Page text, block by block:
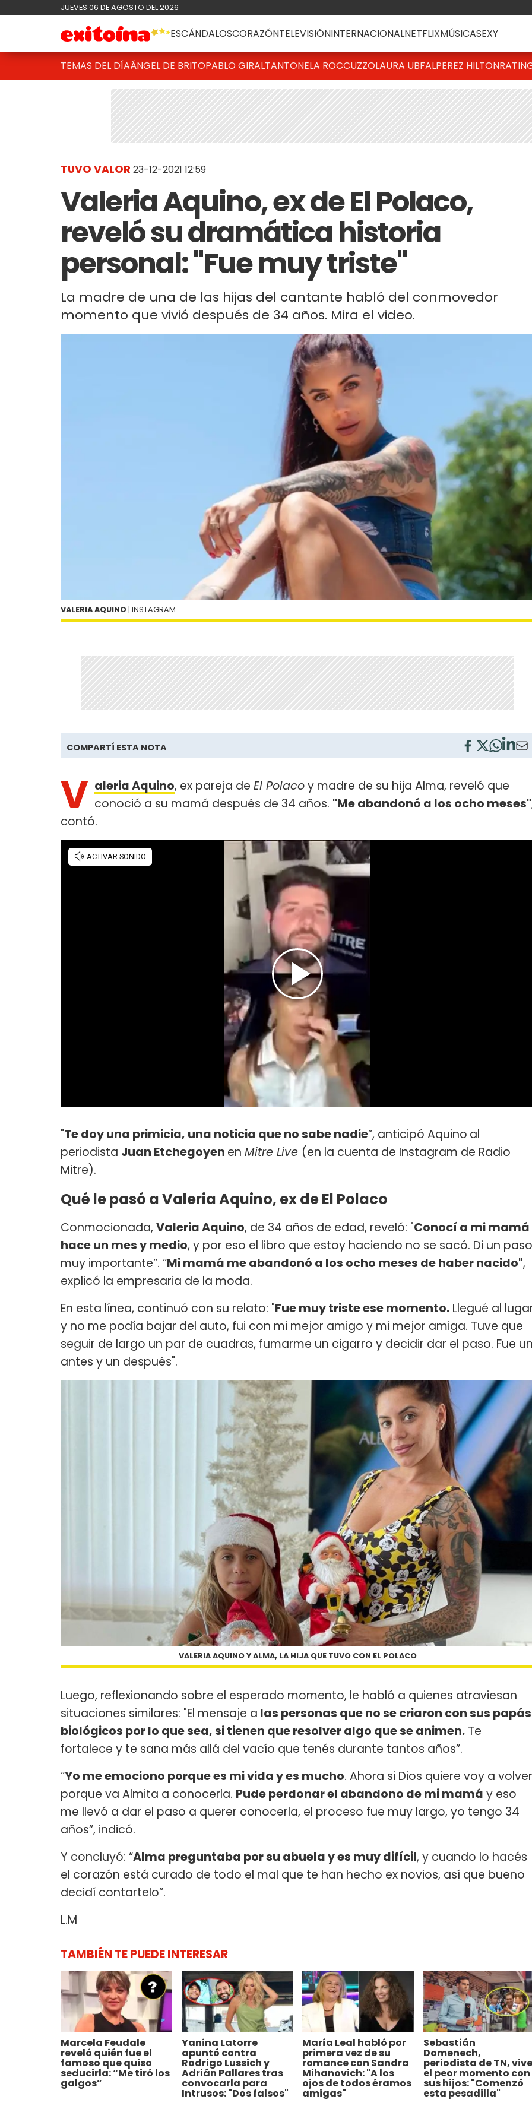
JUEVES 06 DE AGOSTO DEL 2026
ESCÁNDALOSCORAZÓNTELEVISIÓNINTERNACIONALNETFLIXMÚSICASEXY
TEMAS DEL DÍAÁNGEL DE BRITOPABLO GIRALTANTONELA ROCCUZZOLAURA UBFALPEREZ HILTON
TUVO VALOR 23-12-2021 12:59
Valeria Aquino, ex de El Polaco,
reveló su dramática historia
personal: "Fue muy triste"
La madre de una de las hijas del cantante habló del conmovedor
momento que vivió después de 34 años. Mira el video.
VALERIA AQUINO | INSTAGRAM
COMPARTÍ ESTA NOTA
V aleria Aquino, ex pareja de El Polacoy madre de su hija Alma, reveló que
conoció a su mamá después de 34 años. "Me abandonó a los ocho meses"
contó.
"Te doy una primicia, una noticia que no sabe nadie”, anticipó Aquino al
periodista Juan Etchegoyen en Mitre Live (en la cuenta de Instagram de Radio
Mitre).
Qué le pasó a Valeria Aquino, ex de El Polaco
Conmocionada, Valeria Aquino, de 34 años de edad, reveló: "Conocí a mi mamá
hace un mes y medio, y por eso el libro que estoy haciendo no se sacó. Di un paso
muy importante”. “Mi mamá me abandonó a los ocho meses de haber nacido",
explicó la empresaria de la moda.
En esta línea, continuó con su relato: "Fue muy triste ese momento. Llegué al
y no me podía bajar del auto, fui con mi mejor amigo y mi mejor amiga. Tuve que
seguir de largo un par de cuadras, fumarme un cigarro y decidir dar el paso. Fue
antes y un después".
VALERIA AQUINO Y ALMA, LA HIJA QUE TUVO CON EL POLACO
Luego, reflexionando sobre el esperado momento, le habló a quienes atraviesan
situaciones similares: "El mensaje a las personas que no se criaron con sus papás
biológicos por lo que sea, si tienen que resolver algo que se animen. Te
fortalece y te sana más allá del vacío que tenés durante tantos años”.
“Yo me emociono porque es mi vida y es mucho. Ahora si Dios quiere voy a volver
porque va Almita a conocerla. Pude perdonar el abandono de mi mamá y eso
me llevó a dar el paso a querer conocerla, el proceso fue muy largo, yo tengo 34
años”, indicó.
Y concluyó: “Alma preguntaba por su abuela y es muy difícil, y cuando lo hacés
el corazón está curado de todo el mal que te han hecho ex novios, así que bueno
decidí contartelo”.
L.M
TAMBIÉN TE PUEDE INTERESAR
Marcela Feudale
reveló quién fue el
famoso que quiso
seducirla: “Me tiró los
galgos”
Yanina Latorre
apuntó contra
Rodrigo Lussich y
Adrián Pallares tras
convocarla para
Intrusos: "Dos falsos"
María Leal habló por
primera vez de su
romance con Sandra
Mihanovich: "A los
ojos de todos éramos
amigas"
Sebastián
Domenech,
periodista de TN, vive
el peor momento con
sus hijos: "Comenzó
esta pesadilla"